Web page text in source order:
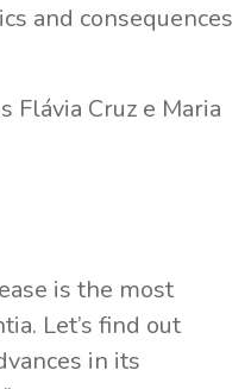
and consequences
Flávia Cruz e Maria
is the most
Let’s find out
in its